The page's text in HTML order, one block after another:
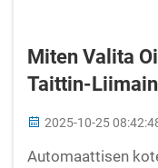
Miten Valita
Taittin-
2025-10-25
Automaattisen